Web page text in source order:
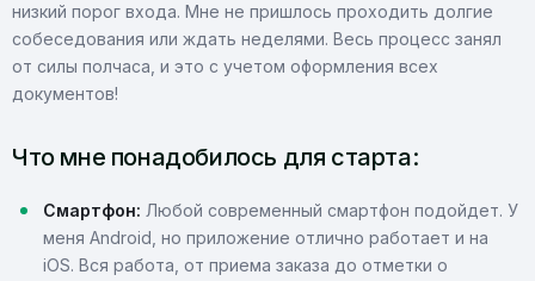
низкий порог входа. Мне не пришлось проходить долгие
собеседования или ждать неделями. Весь процесс занял
от силы полчаса, и это с учетом оформления всех
документов!
Что мне понадобилось для старта:
Смартфон: Любой современный смартфон подойдет. У
меня Android, но приложение отлично работает и на
iOS. Вся работа, от приема заказа до отметки о